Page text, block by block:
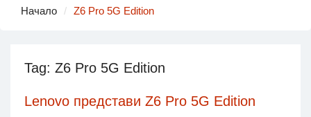
Начало Z6 Pro 5G Edition
Tag: Z6 Pro 5G Edition
Lenovo представи Z6 Pro 5G Edition